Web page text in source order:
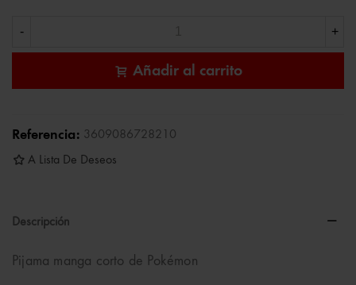
- +
Añadir al carrito
Referencia: 3609086728210
A Lista De Deseos
Descripción
Pijama manga corto de Pokémon